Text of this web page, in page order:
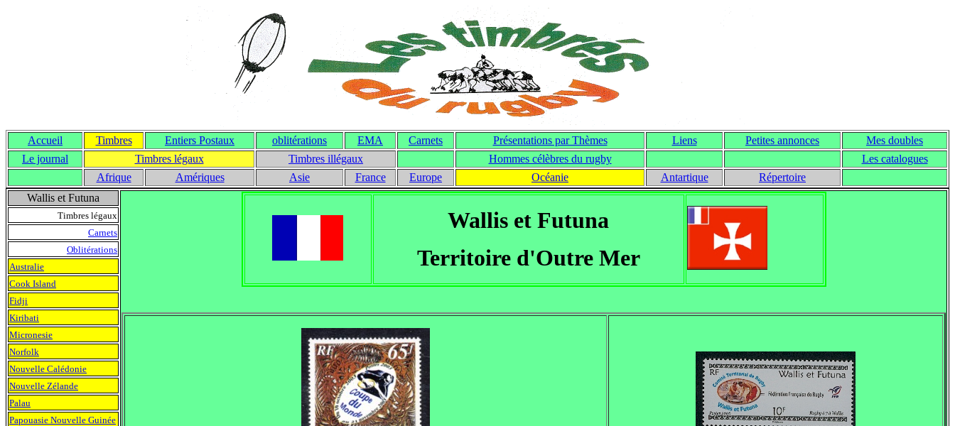
Accueil Timbres Entiers Postaux oblitérations EMA Carnets Présentations par Thèmes Liens Petites annonces
Mes doubles
Le journal
Timbres légaux Timbres illégaux Hommes célèbres du rugby
Les catalogues
Afrique
Amériques Asie France Europe Océanie Antartique
Répertoire
Wallis et Futuna
Wallis et Futuna
Territoire d'Outre Mer
Timbres légaux
Carnets
Oblitérations
Australie
Cook Island
Fidji
Kiribati
Micronesie
Norfolk
Nouvelle Calédonie
Nouvelle Zélande
Palau
Papouasie Nouvelle Guinée